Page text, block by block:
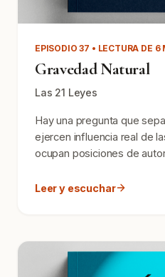
EPISODIO 37 • LECTURA DE 6
Gravedad Natural
Las 21 Leyes
Hay una pregunta que
ejercen influencia real de
ocupan posiciones de
Leer y escuchar